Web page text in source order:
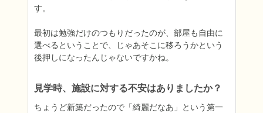
す。
最初は勉強だけのつもりだったのが、部屋も自由に
選べるということで、じゃあそこに移ろうかという
後押しになったんじゃないですかね。
見学時、施設に対する不安はありましたか？
ちょうど新築だったので「綺麗だなあ」という第一